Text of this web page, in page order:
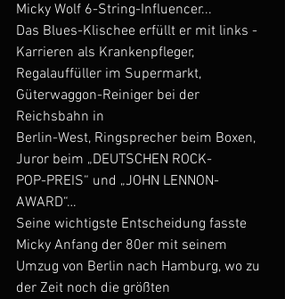
Micky Wolf 6-String-Influencer...
Das Blues-Klischee erfüllt er mit links -
Karrieren als Krankenpfleger,
Regalauffüller im Supermarkt,
Güterwaggon-Reiniger bei der
Reichsbahn in
Berlin-West, Ringsprecher beim Boxen,
Juror beim „DEUTSCHEN ROCK-
POP-PREIS“ und „JOHN LENNON-
AWARD“…
Seine wichtigste Entscheidung fasste
Micky Anfang der 80er mit seinem
Umzug von Berlin nach Hamburg, wo zu
der Zeit noch die größten